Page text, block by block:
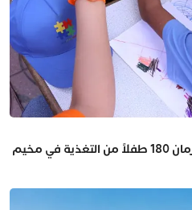
وقفة احتجاجية بأكادير بسبب حرمان 180 طفلاً من التغذية في مخيم